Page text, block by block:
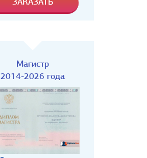
Магистр
2014-2026 года